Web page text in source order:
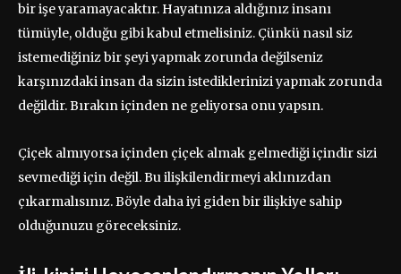
bir işe yaramayacaktır. Hayatınıza aldığınız insanı
tümüyle, olduğu gibi kabul etmelisiniz. Çünkü nasıl siz
istemediğiniz bir şeyi yapmak zorunda değilseniz
karşınızdaki insan da sizin istediklerinizi yapmak zorunda
değildir. Bırakın içinden ne geliyorsa onu yapsın.
Çiçek almıyorsa içinden çiçek almak gelmediği içindir sizi
sevmediği için değil. Bu ilişkilendirmeyi aklınızdan
çıkarmalısınız. Böyle daha iyi giden bir ilişkiye sahip
olduğunuzu göreceksiniz.